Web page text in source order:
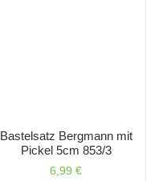
Bastelsatz Bergmann mit
Pickel 5cm 853/3
6,99€